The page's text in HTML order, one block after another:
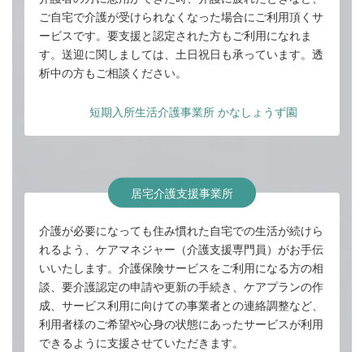
ご自宅で介護が受けられなくなった場合にご利用頂くサ
ービスです。要支援と認定された方もご利用になれま
す。送迎に関しましては、土日祝日も承っています。透
析中の方もご相談ください。
短期入所生活介護事業所 かなしょうず園
居宅介護支援事業所
介護が必要になっても住み慣れた自宅での生活が続けら
れるよう、ケアマネジャー（介護支援専門員）がお手伝
いいたします。介護保険サービスをご利用になる方の相
談、要介護認定の申請や更新の手続き、ケアプランの作
成、サービス利用に向けての事業者との連絡調整など、
利用者様のご希望や心身の状態にあったサービスが利用
できるように支援させていただきます。